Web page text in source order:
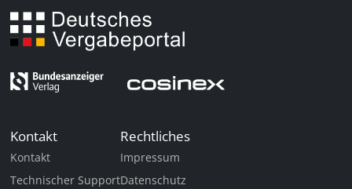
Kontakt
Kontakt
Technischer Support
Rechtliches
Impressum
Datenschutz